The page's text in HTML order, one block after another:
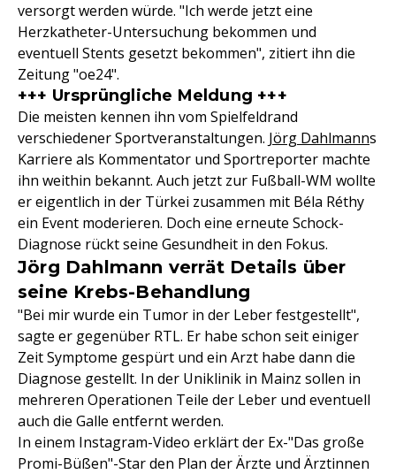
versorgt werden würde. "Ich werde jetzt eine
Herzkatheter-Untersuchung bekommen und
eventuell Stents gesetzt bekommen", zitiert ihn die
Zeitung "oe24".
+++ Ursprüngliche Meldung +++
Die meisten kennen ihn vom Spielfeldrand
verschiedener Sportveranstaltungen. Jörg Dahlmanns
Karriere als Kommentator und Sportreporter machte
ihn weithin bekannt. Auch jetzt zur Fußball-WM wollte
er eigentlich in der Türkei zusammen mit Béla Réthy
ein Event moderieren. Doch eine erneute Schock-
Diagnose rückt seine Gesundheit in den Fokus.
Jörg Dahlmann verrät Details über
seine Krebs-Behandlung
"Bei mir wurde ein Tumor in der Leber festgestellt",
sagte er gegenüber RTL. Er habe schon seit einiger
Zeit Symptome gespürt und ein Arzt habe dann die
Diagnose gestellt. In der Uniklinik in Mainz sollen in
mehreren Operationen Teile der Leber und eventuell
auch die Galle entfernt werden.
In einem Instagram-Video erklärt der Ex-"Das große
Promi-Büßen"-Star den Plan der Ärzte und Ärztinnen